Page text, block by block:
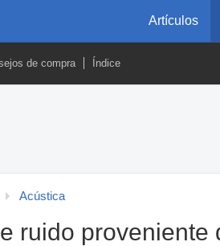
Artículos
de compra Índice
Acústica
ruido proveniente